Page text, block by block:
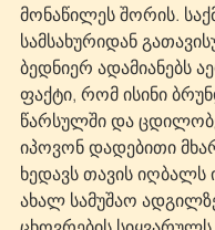
მონაწილეს შორის.
სამსახურიდან
ბედნიერ ადამიანებს
ფაქტი, რომ ისინი
წარსულში და
იპოვონ დადებითი
ხედავს თავის იღბალს
ახალ სამუშაო